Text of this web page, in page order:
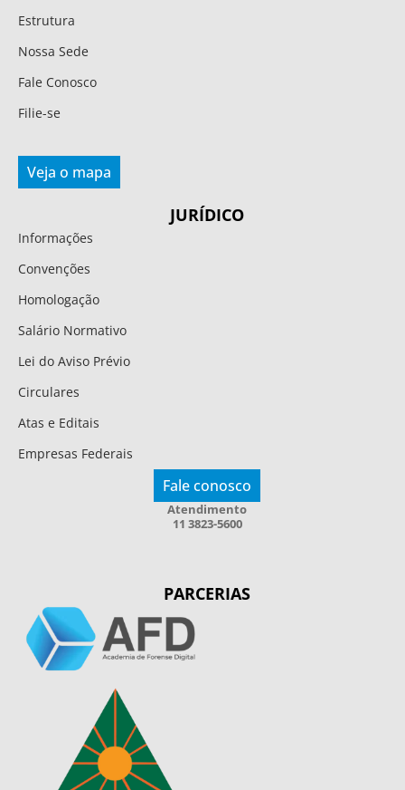
Estrutura
Nossa Sede
Fale Conosco
Filie-se
Veja o mapa
JURÍDICO
Informações
Convenções
Homologação
Salário Normativo
Lei do Aviso Prévio
Circulares
Atas e Editais
Empresas Federais
Fale conosco
Atendimento
11 3823-5600
PARCERIAS